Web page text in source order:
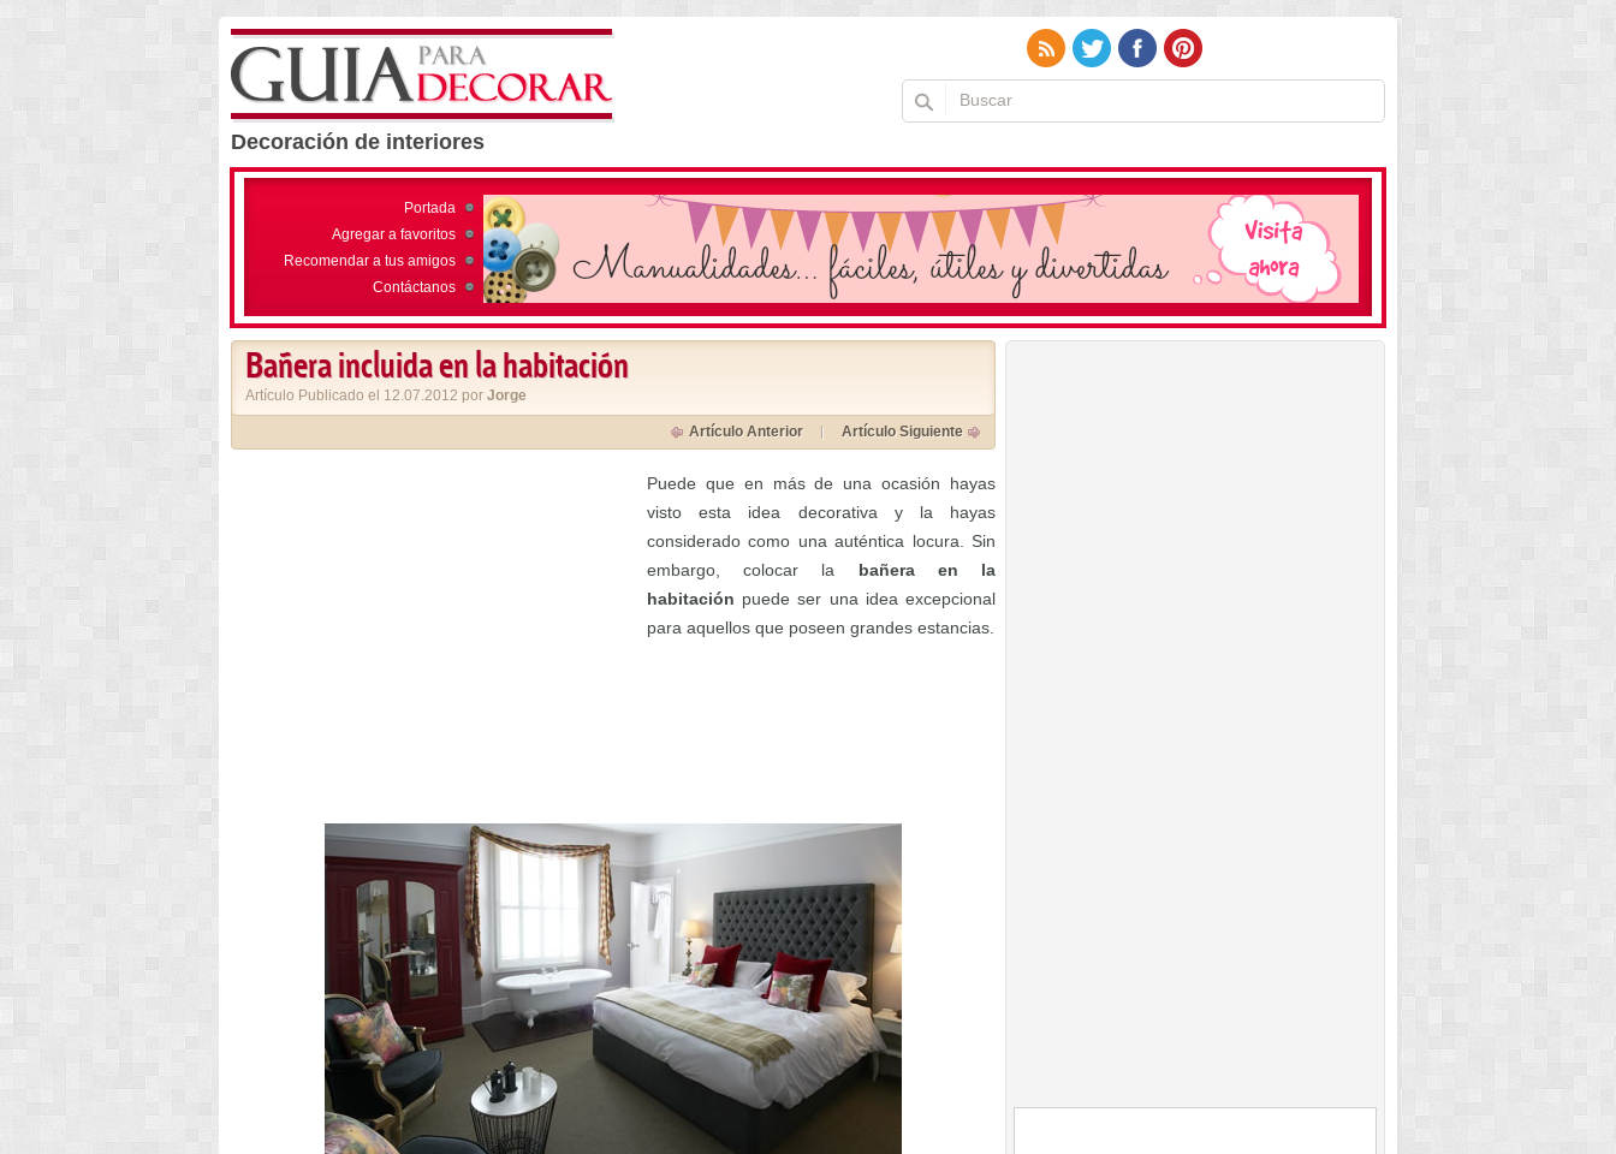
Decoración de interiores
Portada
Agregar a favoritos
Recomendar a tus amigos
Contáctanos
Bañera incluida en la habitación
Artículo Publicado el 12.07.2012 por Jorge
Artículo Anterior Artículo Siguiente
Puede que en más de una ocasión hayas
visto esta idea decorativa y la hayas
considerado como una auténtica locura. Sin
embargo, colocar la bañera en la
habitación puede ser una idea excepcional
para aquellos que poseen grandes estancias.